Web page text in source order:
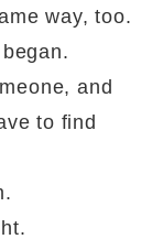
way, too.
and
to find